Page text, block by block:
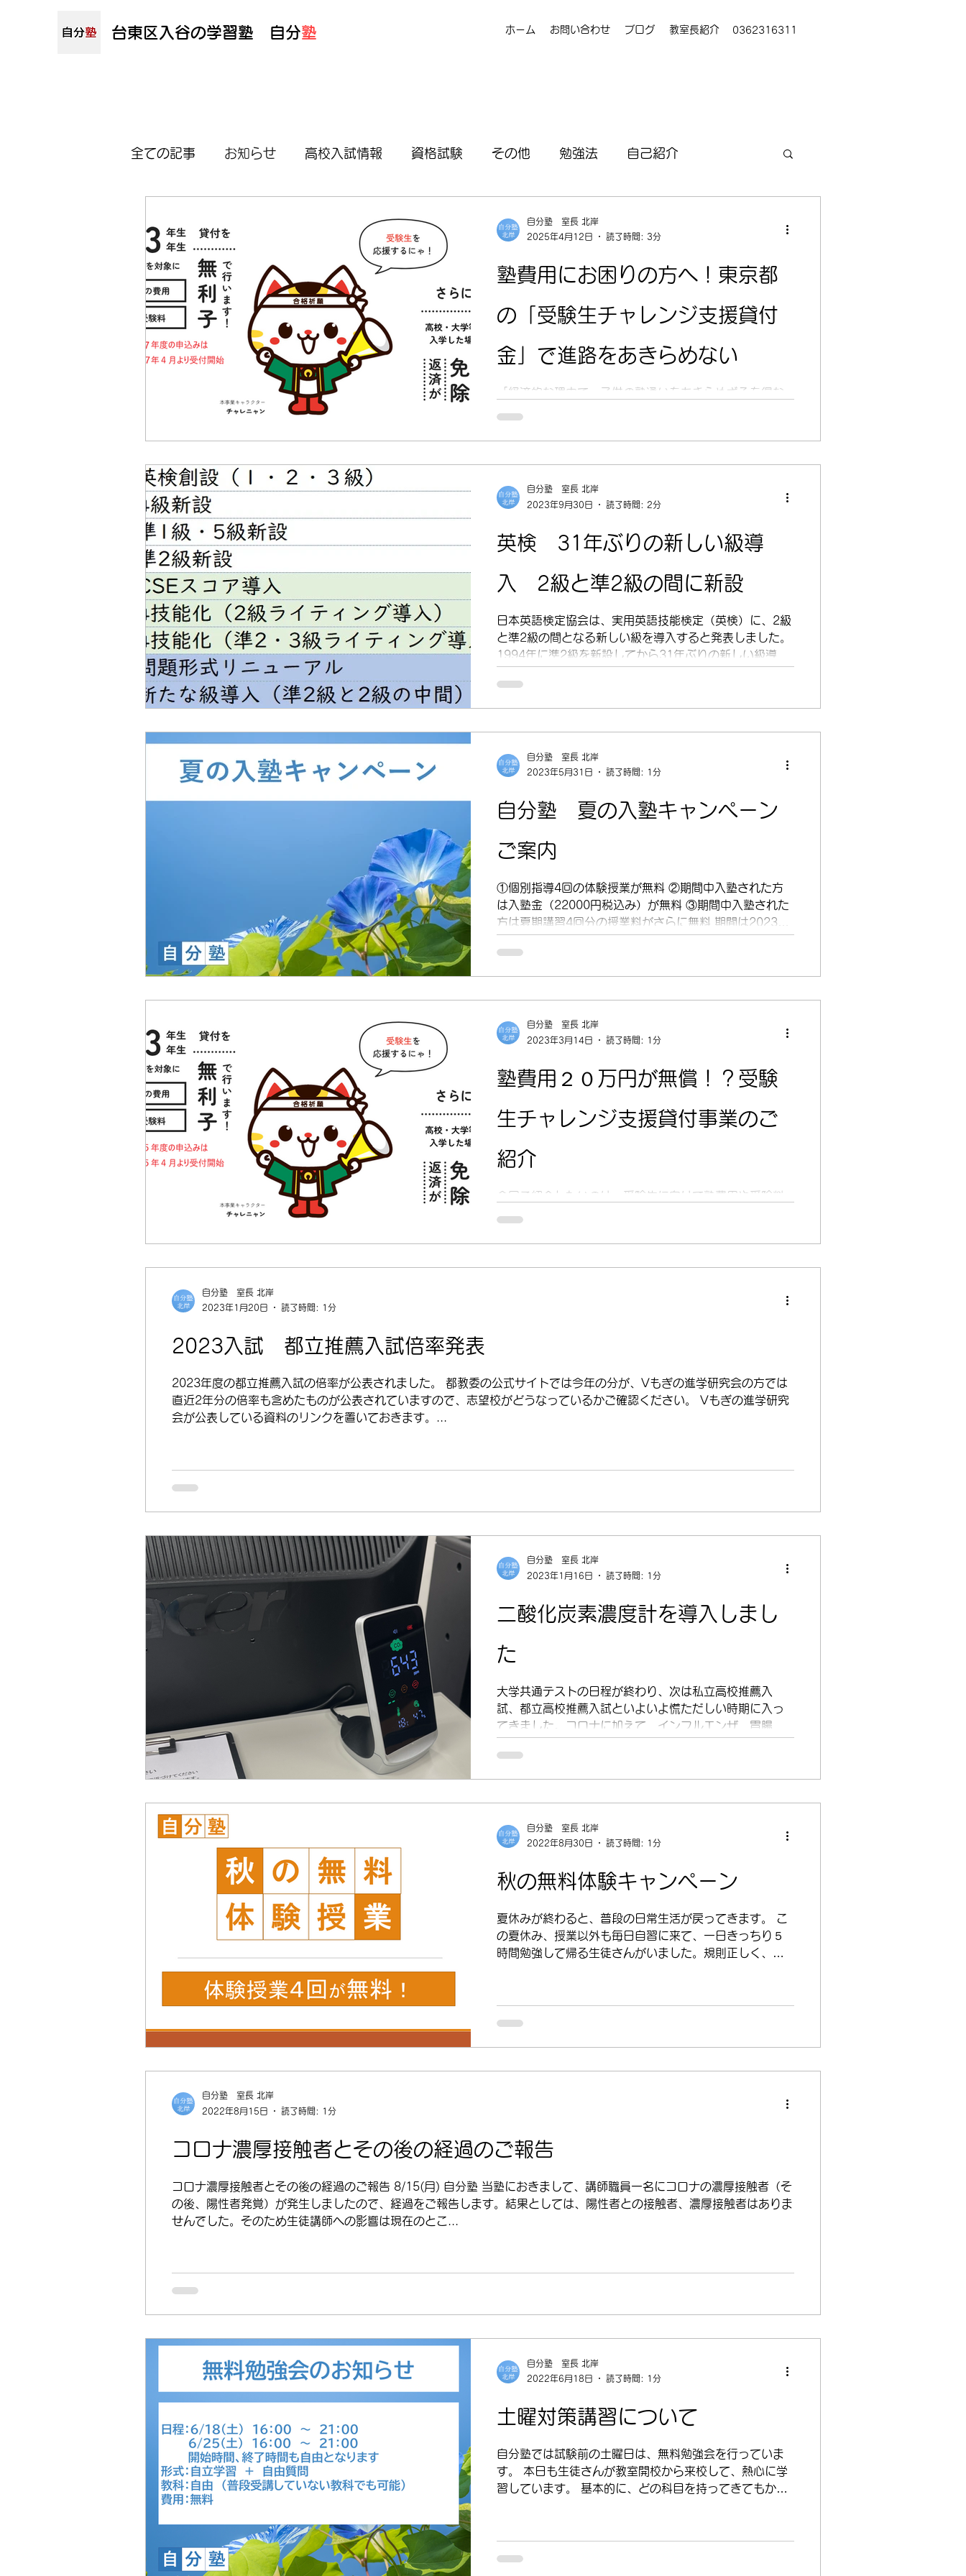
​​台東区入谷の学習塾 自分塾 ホーム お問い合わせ ブログ 教室長紹介 0362316311
全ての記事 お知らせ 高校入試情報 資格試験 その他 勉強法 自己紹介
塾費用にお困りの方へ！東京都
の「受験生チャレンジ支援貸付
金」で進路をあきらめない
「経済的な理由で、子供の塾通いをあきらめざるを得な
するため、「 受験生チャレンジ支援貸付金 」という制度
自分塾 室長 北岸
2025年4月12日
読了時間: 3分
英検 31年ぶりの新しい級導
入 2級と準2級の間に新設
日本英語検定協会は、実用英語技能検定（英検）に、2級
と準2級の間となる新しい級を導入すると発表しました。
1994年に準2級を新設してから31年ぶりの新しい級導入
級は高校卒業時レベルという設定をしてきました。協会
が発表した...
自分塾 室長 北岸
2023年9月30日
読了時間: 2分
自分塾 夏の入塾キャンペーン
ご案内
①個別指導4回の体験授業が無料 ②期間中入塾された方
は入塾金（22000円税込み）が無料 ③期間中入塾された
方は夏期講習4回分の授業料がさらに無料 期間は2023年
に応じた学びのサポートをさせていただいています...
自分塾 室長 北岸
2023年5月31日
読了時間: 1分
塾費用２０万円が無償！？受験
生チャレンジ支援貸付事業のご
紹介
今回ご紹介したいのは、受験生に向けて塾費用や受験料
ができ、高校・大学に入学した場合には返済が免除され
るというものです。...
自分塾 室長 北岸
2023年3月14日
読了時間: 1分
2023入試 都立推薦入試倍率発表
2023年度の都立推薦入試の倍率が公表されました。 都教委の公式サイトでは今年の分が、Vもぎの進学研究会の方では
直近2年分の倍率も含めたものが公表されていますので、志望校がどうなっているかご確認ください。 Vもぎの進学研究
会が公表している資料のリンクを置いておきます。...
自分塾 室長 北岸
2023年1月20日
読了時間: 1分
二酸化炭素濃度計を導入しまし
た
大学共通テストの日程が終わり、次は私立高校推薦入
試、都立高校推薦入試といよいよ慌ただしい時期に入っ
てきました。コロナに加えて、インフルエンザ、胃腸炎
感染予防に注意が必要です。アルコールだけでは消毒で
きないRSウイルスなどの胃...
自分塾 室長 北岸
2023年1月16日
読了時間: 1分
秋の無料体験キャンペーン
夏休みが終わると、普段の日常生活が戻ってきます。 こ
の夏休み、授業以外も毎日自習に来て、一日きっちり５
時間勉強して帰る生徒さんがいました。規則正しく、熱
ので、模擬試験や定期...
自分塾 室長 北岸
2022年8月30日
読了時間: 1分
コロナ濃厚接触者とその後の経過のご報告
コロナ濃厚接触者とその後の経過のご報告 8/15(月) 自分塾 当塾におきまして、講師職員一名にコロナの濃厚接触者（そ
の後、陽性者発覚）が発生しましたので、経過をご報告します。結果としては、陽性者との接触者、濃厚接触者はありま
せんでした。そのため生徒講師への影響は現在のとこ...
自分塾 室長 北岸
2022年8月15日
読了時間: 1分
土曜対策講習について
自分塾では試験前の土曜日は、無料勉強会を行っていま
す。 本日も生徒さんが教室開校から来校して、熱心に学
習しています。 基本的に、どの科目を持ってきてもかま
割として...
自分塾 室長 北岸
2022年6月18日
読了時間: 1分